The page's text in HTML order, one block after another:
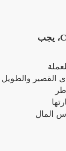
عند التفكير في الاستثمار في Cardano، يجب
القصير والطويل
المال